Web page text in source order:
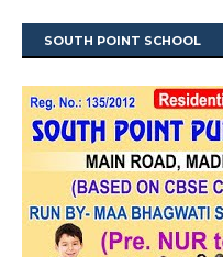
SOUTH POINT SCHOOL